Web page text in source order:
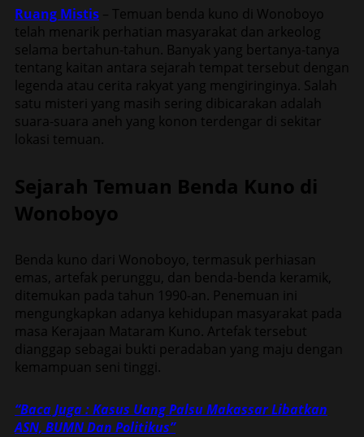
Ruang Mistis – Temuan benda kuno di Wonoboyo
telah menarik perhatian masyarakat dan arkeolog
selama bertahun-tahun. Banyak yang bertanya-tanya
tentang kaitan antara sejarah tempat tersebut dengan
legenda atau cerita rakyat yang mengiringinya. Salah
satu misteri yang masih sering dibicarakan adalah
suara-suara aneh yang konon terdengar di sekitar
lokasi temuan.
Sejarah Temuan Benda Kuno di
Wonoboyo
Benda kuno dari Wonoboyo, termasuk perhiasan
emas, artefak perunggu, dan benda-benda keramik,
ditemukan pada tahun 1990-an. Penemuan ini
mengungkapkan adanya kehidupan masyarakat pada
masa Kerajaan Mataram Kuno. Artefak tersebut
dianggap sebagai bukti peradaban yang maju dengan
kemampuan seni tinggi.
“Baca Juga : Kasus Uang Palsu Makassar Libatkan
ASN, BUMN Dan Politikus”